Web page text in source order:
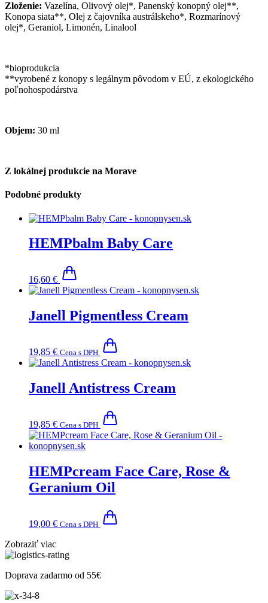
Zloženie: Vazelína, Olivový olej*, Panenský konopný olej**,
Konopa siata**, Olej z čajovníka austrálskeho*, Rozmarínový
olej*, Geraniol, Limonén, Linalool
*bioprodukcia
**vyrobené z konopy s legálnym pôvodom v EÚ, z ekologického
poľnohospodárstva
Objem: 30 ml
Z lokálnej produkcie na Morave
Podobné produkty
HEMPbalm Baby Care
16,60 €
Janell Pigmentless Cream
19,85 € Cena s DPH
Janell Antistress Cream
19,85 € Cena s DPH
HEMPcream Face Care, Rose &
Geranium Oil
19,00 € Cena s DPH
Zobraziť viac
Doprava zadarmo od 55€